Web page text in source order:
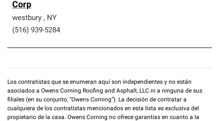
Corp
westbury , NY
(516) 939-5284
Los contratistas que se enumeran aquí son independientes y no están
asociados a Owens Corning Roofing and Asphalt, LLC ni a ninguna de sus
filiales (en su conjunto, “Owens Corning”). La decisión de contratar a
cualquiera de los contratistas mencionados en esta lista es exclusiva del
propietario de la casa. Owens Corning no ofrece garantías en cuanto a la